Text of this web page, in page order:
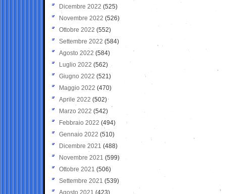
Dicembre 2022 (525)
Novembre 2022 (526)
Ottobre 2022 (552)
Settembre 2022 (584)
Agosto 2022 (584)
Luglio 2022 (562)
Giugno 2022 (521)
Maggio 2022 (470)
Aprile 2022 (502)
Marzo 2022 (542)
Febbraio 2022 (494)
Gennaio 2022 (510)
Dicembre 2021 (488)
Novembre 2021 (599)
Ottobre 2021 (506)
Settembre 2021 (539)
Agosto 2021 (423)